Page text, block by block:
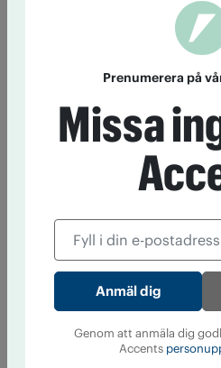
Prenumerera på
Missa
Genom att anmäla dig
Accents